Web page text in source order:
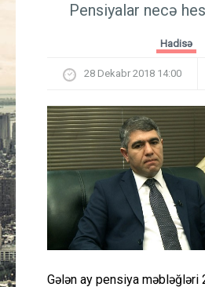
Pensiyalar necə
Hadisə
28 Dekabr 2018 14:00
Gələn ay pensiya